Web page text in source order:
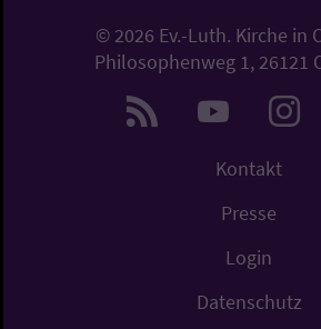
© 2026 Ev.-Luth. Kirche in
Philosophenweg 1, 26121
Kontakt
Presse
Login
Datenschutz